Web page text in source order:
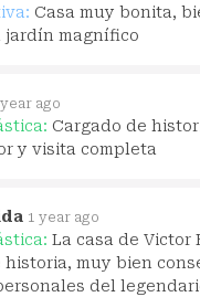
Casa muy bonita,
jardín magnífico
year ago
Cargado de
y visita completa
1 year ago
La casa de Victor
muy bien
del